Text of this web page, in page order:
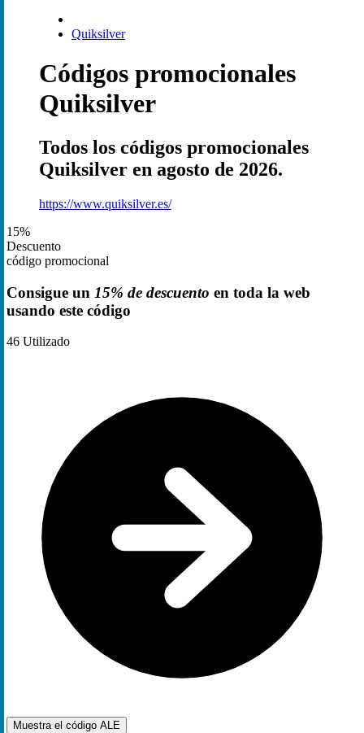
Quiksilver
Códigos promocionales
Quiksilver
Todos los códigos promocionales
Quiksilver en agosto de 2026.
https://www.quiksilver.es/
15%
Descuento
código promocional
Consigue un 15% de descuento en toda la web
usando este código
46 Utilizado
Muestra el código ALE